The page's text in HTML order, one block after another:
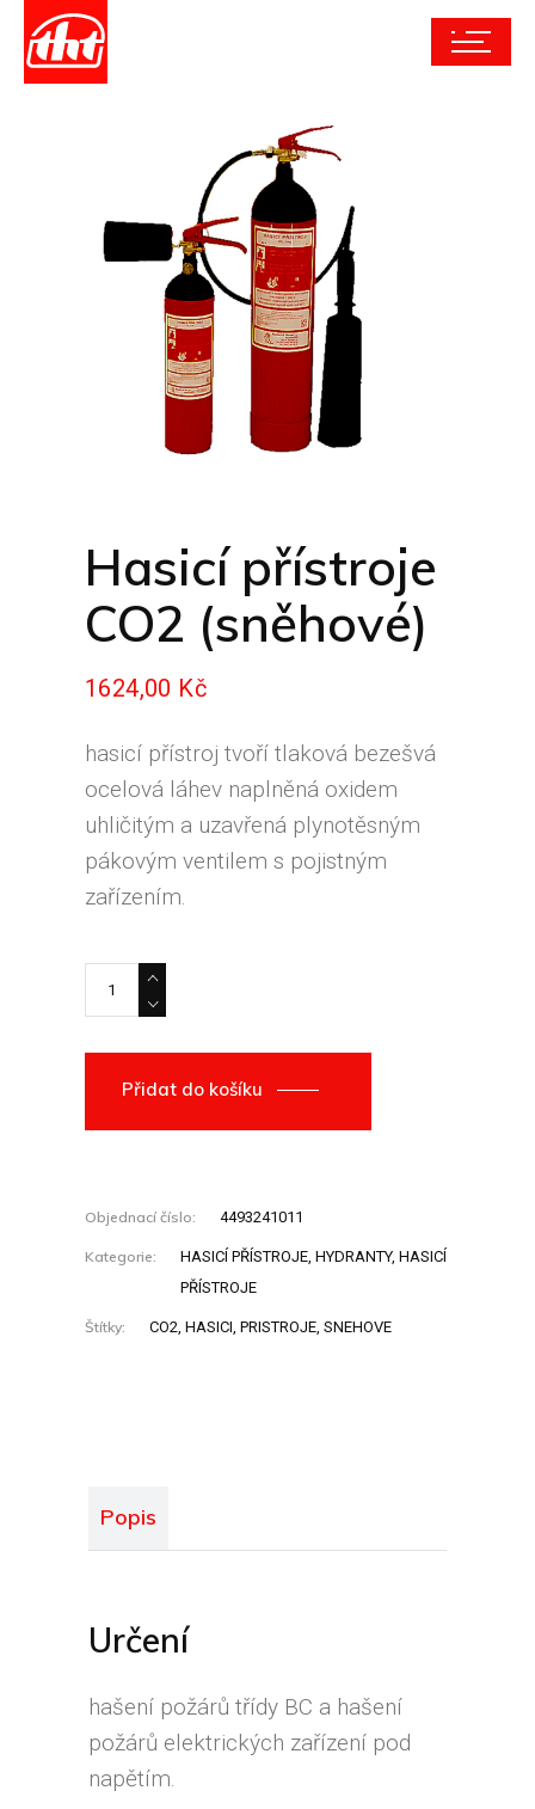
Hasicí přístroje
CO2 (sněhové)
1624,00 Kč
hasicí přístroj tvoří tlaková bezešvá
ocelová láhev naplněná oxidem
uhličitým a uzavřená plynotěsným
pákovým ventilem s pojistným
zařízením.
Hasicí přístroje CO2 (sněhové) quantity
Přidat do košíku
Objednací číslo: 4493241011
Kategorie: HASICÍ PŘÍSTROJE, HYDRANTY, HASICÍ
PŘÍSTROJE
Štítky: CO2, HASICI, PRISTROJE, SNEHOVE
Popis
Určení
hašení požárů třídy BC a hašení
požárů elektrických zařízení pod
napětím.